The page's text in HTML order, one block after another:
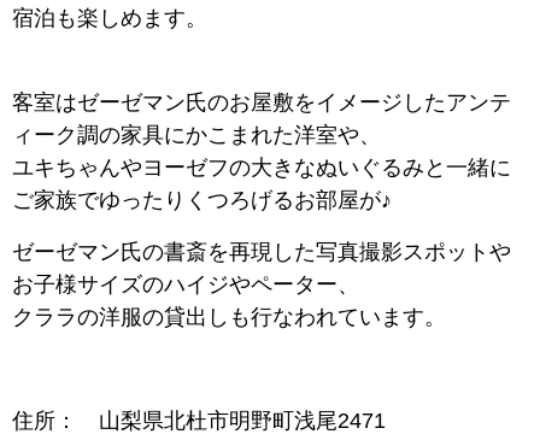
宿泊も楽しめます。
客室はゼーゼマン氏のお屋敷をイメージしたアンテ
ィーク調の家具にかこまれた洋室や、
ユキちゃんやヨーゼフの大きなぬいぐるみと一緒に
ご家族でゆったりくつろげるお部屋が♪
ゼーゼマン氏の書斎を再現した写真撮影スポットや
お子様サイズのハイジやペーター、
クララの洋服の貸出しも行なわれています。
住所： 山梨県北杜市明野町浅尾2471